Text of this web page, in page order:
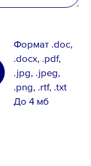
Формат .doc,
.docx, .pdf,
.jpg, .jpeg,
.png, .rtf, .txt
До 4 мб